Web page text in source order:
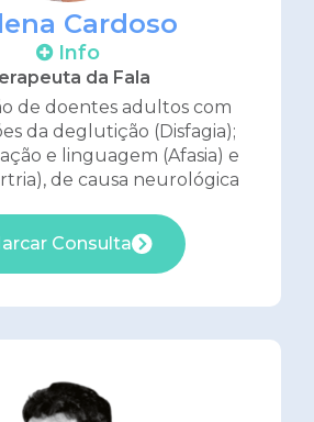
Cardoso
Info
da Fala
de doentes adultos com
da deglutição (Disfagia);
e linguagem (Afasia) e
de causa neurológica
Consulta